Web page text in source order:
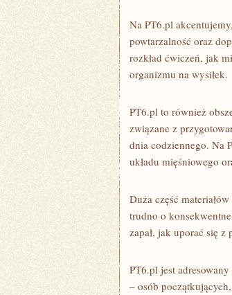
Na PT6.pl
powtarzalność oraz
rozkład ćwiczeń, jak
organizmu na wysiłek.
PT6.pl to również
związane z
dnia codziennego. Na
układu mięśniowego
Duża część
trudno o
zapał, jak uporać się
PT6.pl jest
– osób